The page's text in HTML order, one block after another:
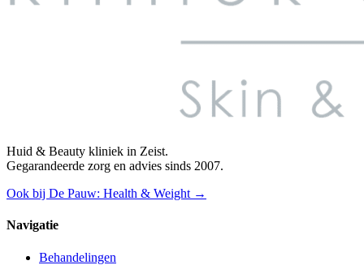
Huid & Beauty kliniek in Zeist.
Gegarandeerde zorg en advies sinds 2007.
Ook bij De Pauw: Health & Weight →
Navigatie
Behandelingen